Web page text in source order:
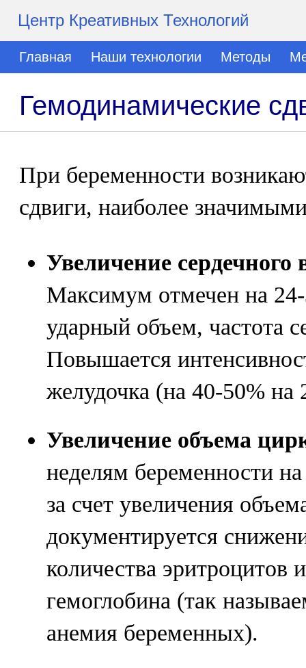
Центр Креативных Технологий
Главная Наши технологии Методы
Гемодинамические
При беременности
сдвиги, наиболее
Увеличение сердечного
Максимум отмечен на 24-
ударный объем, частота
Повышается
желудочка (на 40-50% на
Увеличение объема
неделям беременности
за счет увеличения
документируется
количества эритроцитов
гемоглобина (так
анемия беременных).